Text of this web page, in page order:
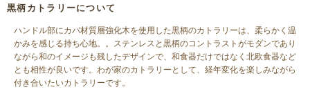
黒柄カトラリーについて
ハンドル部にカバ材質層強化木を使用した黒柄のカトラリーは、柔らかく温
かみを感じる持ち心地。。ステンレスと黒柄のコントラストがモダンであり
ながら和のイメージも残したデザインで、和食器だけではなく北欧食器など
とも相性が良いです。わが家のカトラリーとして、経年変化を楽しみながら
付き合いたいカトラリーです。